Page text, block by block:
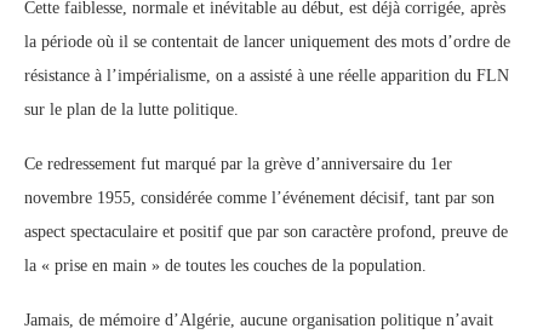
Cette faiblesse, normale et inévitable au début, est déjà corrigée, après
la période où il se contentait de lancer uniquement des mots d’ordre de
résistance à l’impérialisme, on a assisté à une réelle apparition du FLN
sur le plan de la lutte politique.
Ce redressement fut marqué par la grève d’anniversaire du 1er
novembre 1955, considérée comme l’événement décisif, tant par son
aspect spectaculaire et positif que par son caractère profond, preuve de
la « prise en main » de toutes les couches de la population.
Jamais, de mémoire d’Algérie, aucune organisation politique n’avait